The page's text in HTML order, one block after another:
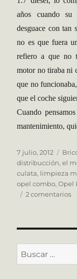
años cuando
desguace con tan
no es que fuera
refiero a que no
motor no tiraba ni
que no
que el coche
Cuando
mantenimiento,
Publicado
el
7 julio, 2012
distribucción,el
culata, limpieza
opel combo,Opel
2 comentariosen
Buscar
por: